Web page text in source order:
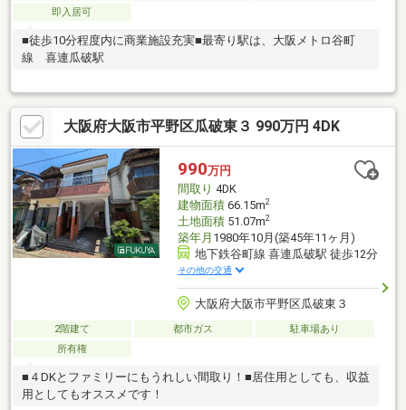
即入居可
■徒歩10分程度内に商業施設充実■最寄り駅は、大阪メトロ谷町
線 喜連瓜破駅
大阪府大阪市平野区瓜破東３ 990万円 4DK
990万円
間取り 4DK
建物面積66.15m2
土地面積51.07m2
築年月 1980年10月(築45年11ヶ月)
地下鉄谷町線 喜連瓜破駅 徒歩12分
その他の交通
大阪府大阪市平野区瓜破東３
2階建て 都市ガス
駐車場あり
所有権
■４DKとファミリーにもうれしい間取り！■居住用としても、収益
用としてもオススメです！